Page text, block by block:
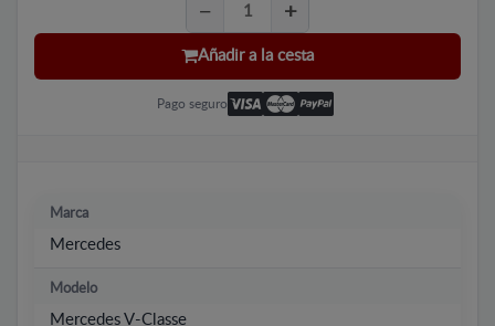
Añadir a la cesta
Pago seguro
Marca
Mercedes
Modelo
Mercedes V-Classe